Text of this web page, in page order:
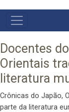
NAVEGADOR
PRINCIPAL
Docentes
Orientais
literatura
Crônicas do Japão,
parte da literatura